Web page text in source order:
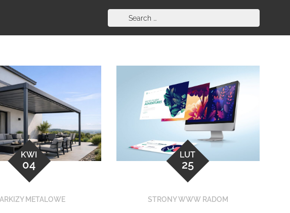
Search
for:
KWI
04
METALOWE
LUT
25
STRONY WWW RADOM